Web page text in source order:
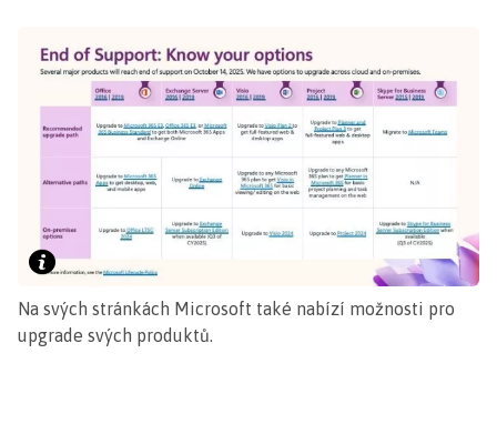
Na svých stránkách Microsoft také nabízí možnosti pro
upgrade svých produktů.